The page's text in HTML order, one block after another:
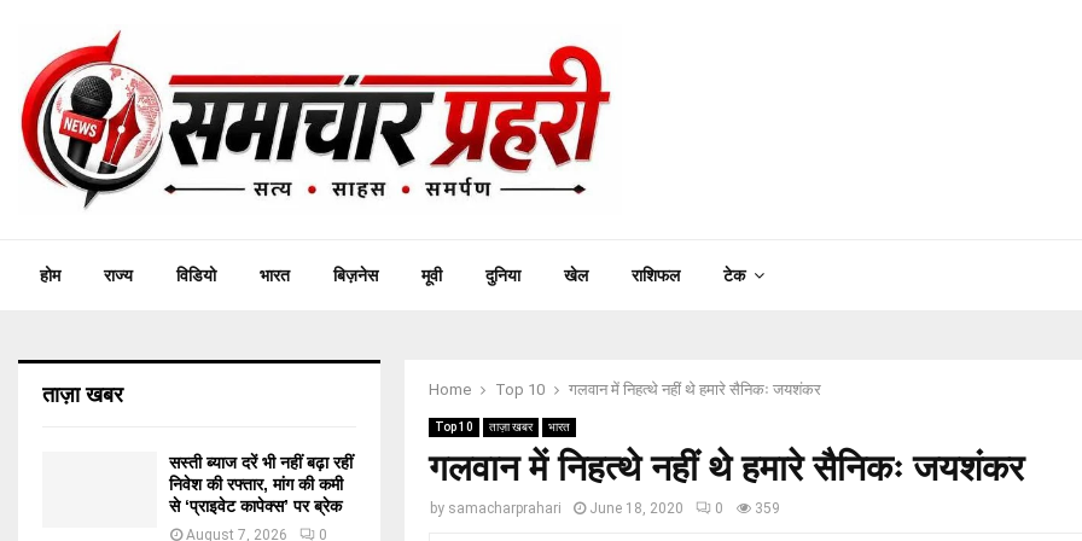
होम राज्य विडियो भारत बिज़नेस मूवी दुनिया खेल राशिफल टेक
Home Top 10 गलवान में निहत्थे नहीं थे हमारे सैनिकः जयशंकर
Top 10 ताज़ा खबर भारत
गलवान में निहत्थे नहीं थे हमारे सैनिकः जयशंकर
by samacharprahari June 18, 2020 0 359
ताज़ा खबर
सस्ती ब्याज दरें भी नहीं बढ़ा रहीं
निवेश की रफ्तार, मांग की कमी
से ‘प्राइवेट कापेक्स’ पर ब्रेक
August 7, 2026 0